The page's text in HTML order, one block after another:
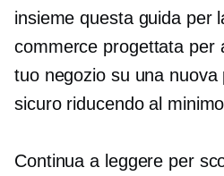
insieme questa guida per
commerce progettata per
tuo negozio su una
sicuro riducendo al
Continua a leggere per